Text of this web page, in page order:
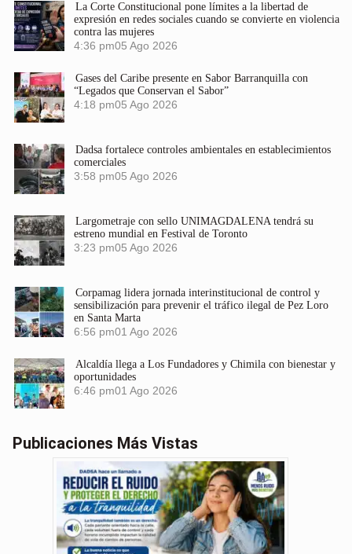
La Corte Constitucional pone límites a la libertad de
expresión en redes sociales cuando se convierte en violencia
contra las mujeres
4:36 pm05 Ago 2026
Gases del Caribe presente en Sabor Barranquilla con
“Legados que Conservan el Sabor”
4:18 pm05 Ago 2026
Dadsa fortalece controles ambientales en establecimientos
comerciales
3:58 pm05 Ago 2026
Largometraje con sello UNIMAGDALENA tendrá su
estreno mundial en Festival de Toronto
3:23 pm05 Ago 2026
Corpamag lidera jornada interinstitucional de control y
sensibilización para prevenir el tráfico ilegal de Pez Loro
en Santa Marta
6:56 pm01 Ago 2026
Alcaldía llega a Los Fundadores y Chimila con bienestar y
oportunidades
6:46 pm01 Ago 2026
Publicaciones Más Vistas